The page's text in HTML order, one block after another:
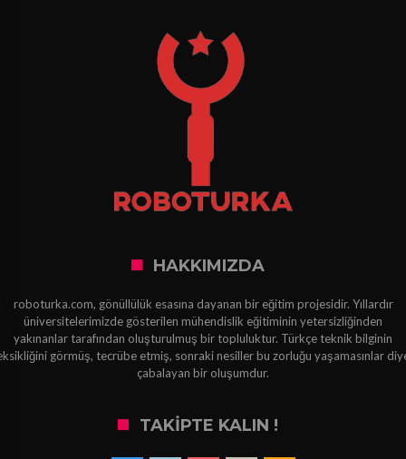
HAKKIMIZDA
roboturka.com, gönüllülük esasına dayanan bir eğitim projesidir. Yıllardır
üniversitelerimizde gösterilen mühendislik eğitiminin yetersizliğinden
yakınanlar tarafından oluşturulmuş bir topluluktur. Türkçe teknik bilginin
görmüş, tecrübe etmiş, sonraki nesiller bu zorluğu yaşamasınlar
çabalayan bir oluşumdur.
TAKIPTE KALIN !